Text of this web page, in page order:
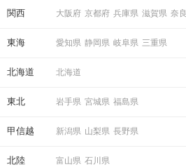
関西 大阪府 京都府 兵庫県 滋賀県 奈
東海 愛知県 静岡県 岐阜県 三重県
北海道 北海道
東北 岩手県 宮城県 福島県
甲信越 新潟県 山梨県 長野県
北陸 富山県 石川県